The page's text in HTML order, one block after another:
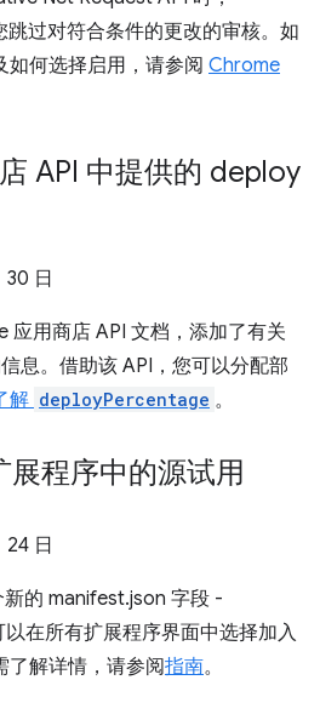
过对符合条件的更改的审核。如
如何选择启用，请参阅 Chrome
API 中提供的 deploy
日
应用商店 API 文档，添加了有关
息。借助该 API，您可以分配部
解 deployPercentage 。
展程序中的源试用
日
的 manifest.json 字段 -
以在所有扩展程序界面中选择加入
了解详情，请参阅指南。